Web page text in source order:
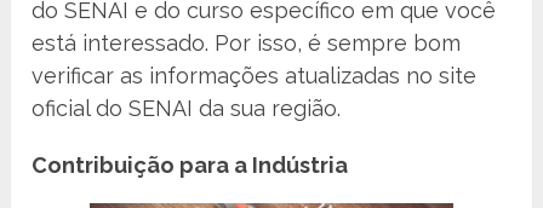
do SENAI e do curso específico em que você
está interessado. Por isso, é sempre bom
verificar as informações atualizadas no site
oficial do SENAI da sua região.
Contribuição para a Indústria